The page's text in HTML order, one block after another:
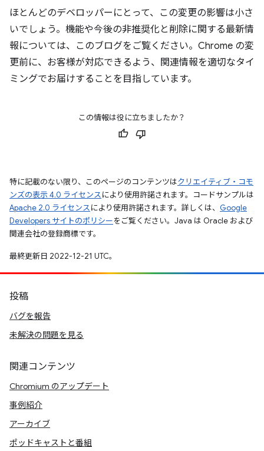
ほとんどのデベロッパーにとって、この変更の影響は小さ
いでしょう。機能や今後の非推奨化と削除に関する最新情
報については、このブログをご覧ください。Chrome の変
更前に、お客様が対応できるよう、関連情報を適切なタイ
ミングでお届けすることを目指しています。
この情報は役に立ちましたか？
特に記載のない限り、このページのコンテンツはクリエイティブ・コモ
ンズの表示 4.0 ライセンスにより使用許諾されます。コードサンプルは
Apache 2.0 ライセンスにより使用許諾されます。詳しくは、 Google
Developers サイトのポリシーをご覧ください。Java は Oracle および
関連会社の登録商標です。
最終更新日 2022-12-21 UTC。
投稿
バグを報告
未解決の問題を見る
関連コンテンツ
Chromium のアップデート
事例紹介
アーカイブ
ポッドキャストと番組